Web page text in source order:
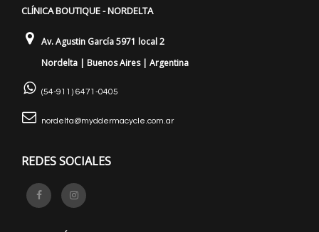
CLÍNICA BOUTIQUE - NORDELTA
Av. Agustin García 5971 local 2
Nordelta | Buenos Aires | Argentina
(54-911) 6471-0405
nordelta@myddermacycle.com.ar
REDES SOCIALES